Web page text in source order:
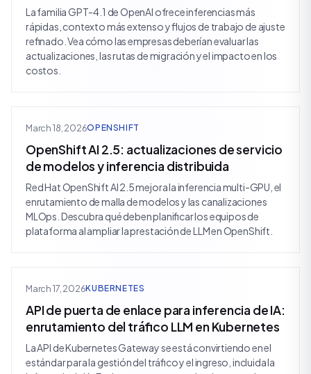
La familia GPT-4.1 de OpenAI ofrece inferencias más
rápidas, contexto más extenso y flujos de trabajo de ajuste
refinado. Vea cómo las empresas deberían evaluar las
actualizaciones, las rutas de migración y el impacto en los
costos.
March 18, 2026OPENSHIFT
OpenShift AI 2.5: actualizaciones de servicio
de modelos y inferencia distribuida
Red Hat OpenShift AI 2.5 mejora la inferencia multi-GPU, el
enrutamiento de malla de modelos y las canalizaciones
MLOps. Descubra qué deben planificar los equipos de
plataforma al ampliar la prestación de LLM en OpenShift.
March 17, 2026KUBERNETES
API de puerta de enlace para inferencia de IA:
enrutamiento del tráfico LLM en Kubernetes
La API de Kubernetes Gateway se está convirtiendo en el
estándar para la gestión del tráfico y el ingreso, incluida la